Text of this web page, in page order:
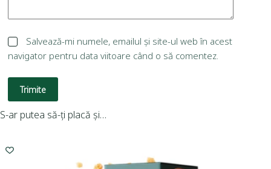
Salvează-mi numele, emailul și site-ul web în acest
navigator pentru data viitoare când o să comentez.
Trimite
S-ar putea să-ți placă și…